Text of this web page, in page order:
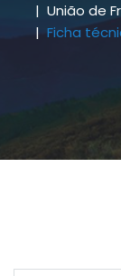
União de
Ficha